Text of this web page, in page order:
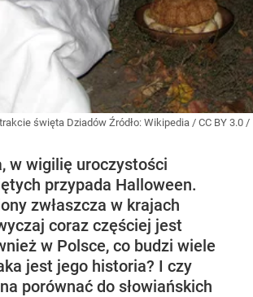
święta Dziadów Źródło: Wikipedia / CC BY 3.0 /
w wigilię uroczystości
przypada Halloween.
zwłaszcza w krajach
coraz częściej jest
w Polsce, co budzi wiele
jest jego historia? I czy
porównać do słowiańskich